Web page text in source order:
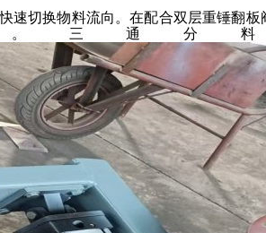
速切换物料流向。在配合双层重锤翻
。三通分